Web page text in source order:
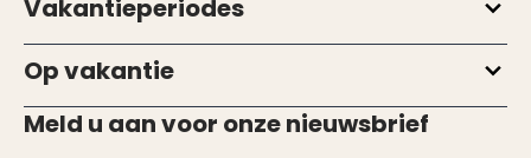
Vakantieperiodes
Op vakantie
Meld u aan voor onze nieuwsbrief